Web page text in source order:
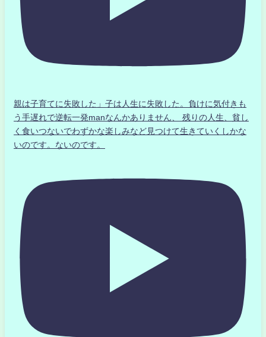
親は子育てに失敗した」子は人生に失敗した。負けに気付きも
う手遅れで逆転一発manなんかありません、 残りの人生、貧し
く食いつないでわずかな楽しみなど見つけて生きていくしかな
いのです。ないのです。